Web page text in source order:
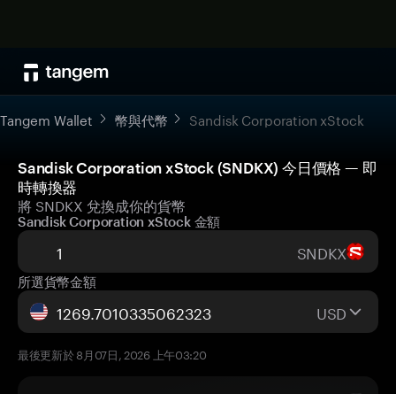
Tangem Wallet 幣與代幣 Sandisk Corporation xStock
Sandisk Corporation xStock (SNDKX) 今日價格 — 即
時轉換器
將 SNDKX 兌換成你的貨幣
Sandisk Corporation xStock 金額
SNDKX
所選貨幣金額
USD
最後更新於 8月07日, 2026 上午03:20